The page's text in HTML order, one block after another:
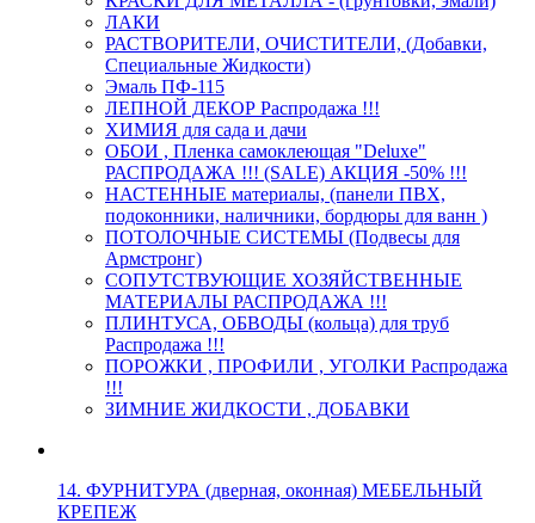
ЛАКИ
РАСТВОРИТЕЛИ, ОЧИСТИТЕЛИ, (Добавки,
Специальные Жидкости)
Эмаль ПФ-115
ЛЕПНОЙ ДЕКОР Распродажа !!!
ХИМИЯ для сада и дачи
ОБОИ , Пленка самоклеющая "Deluxe"
РАСПРОДАЖА !!! (SALE) АКЦИЯ -50% !!!
НАСТЕННЫЕ материалы, (панели ПВХ,
подоконники, наличники, бордюры для ванн )
ПОТОЛОЧНЫЕ СИСТЕМЫ (Подвесы для
Армстронг)
СОПУТСТВУЮЩИЕ ХОЗЯЙСТВЕННЫЕ
МАТЕРИАЛЫ РАСПРОДАЖА !!!
ПЛИНТУСА, ОБВОДЫ (кольца) для труб
Распродажа !!!
ПОРОЖКИ , ПРОФИЛИ , УГОЛКИ Распродажа
!!!
ЗИМНИЕ ЖИДКОСТИ , ДОБАВКИ
14. ФУРНИТУРА (дверная, оконная) МЕБЕЛЬНЫЙ
КРЕПЕЖ